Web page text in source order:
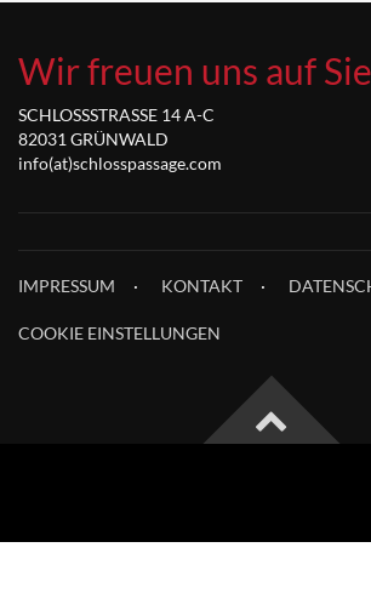
Wir freuen uns auf
SCHLOSSSTRASSE 14 A-C
82031 GRÜNWALD
info(at)schlosspassage.com
IMPRESSUM KONTAKT
COOKIE EINSTELLUNGEN